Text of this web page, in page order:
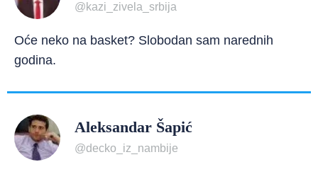
@kazi_zivela_srbija
Oće neko na basket? Slobodan sam narednih
godina.
Aleksandar Šapić
@decko_iz_nambije